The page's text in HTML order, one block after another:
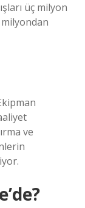
üç milyon
ve